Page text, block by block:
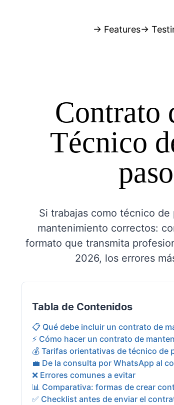
→ Features→
Contrato
Técnico
Si trabajas como técnico
mantenimiento correctos:
formato que transmita
2026, los errores
Tabla de Contenidos
📋 Qué debe incluir un contrato de
⚡ Cómo hacer un contrato de
💰 Tarifas orientativas de técnico de
💼 De la consulta por WhatsApp al
❌ Errores comunes a evitar
📊 Comparativa: formas de crear
✅ Checklist antes de enviar el